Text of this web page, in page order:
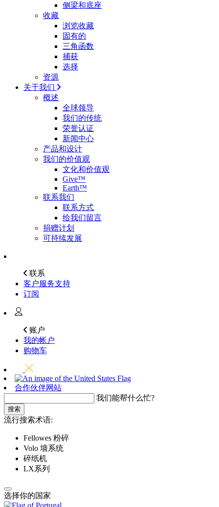
侧梁和底座
收藏
浏览收藏
固有的
三角函数
捕获
选择
资源
关于我们
概述
全球领导
我们的传统
荣誉认证
新闻中心
产品和设计
我们的价值观
文化和价值观
Give™
Earth™
联系我们
联系方式
给我们留言
捐赠计划
可持续发展
联系
客户服务支持
订阅
账户
我的帐户
购物车
合作伙伴网站
我们能帮什么忙?
搜索
流行搜索术语:
Fellowes 粉碎
Volo 墙系统
碎纸机
LX系列
选择你的国家